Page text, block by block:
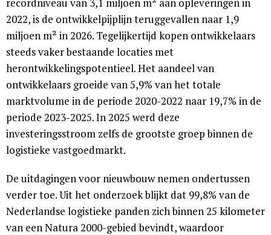
2022, is de ontwikkelpijplijn teruggevallen naar 1,9
miljoen m² in 2026. Tegelijkertijd kopen ontwikkelaars
steeds vaker bestaande locaties met
herontwikkelingspotentieel. Het aandeel van
ontwikkelaars groeide van 5,9% van het totale
marktvolume in de periode 2020-2022 naar 19,7% in de
periode 2023-2025. In 2025 werd deze
investeringsstroom zelfs de grootste groep binnen de
logistieke vastgoedmarkt.
De uitdagingen voor nieuwbouw nemen ondertussen
verder toe. Uit het onderzoek blijkt dat 99,8% van de
Nederlandse logistieke panden zich binnen 25 kilometer
van een Natura 2000-gebied bevindt, waardoor